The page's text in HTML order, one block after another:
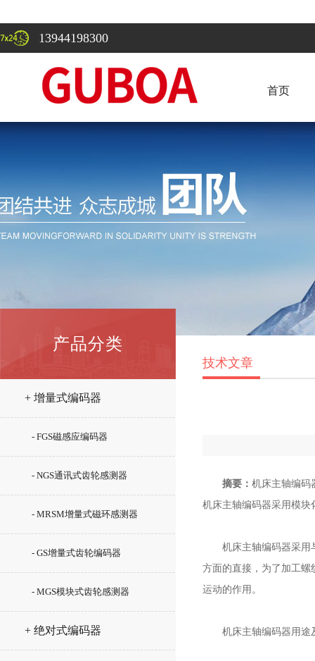
13944198300
首页
产品分类
+ 增量式编码器
- FGS磁感应编码器
- NGS通讯式齿轮感测器
- MRSM增量式磁环感测器
- GS增量式齿轮编码器
- MGS模块式齿轮感测器
+ 绝对式编码器
技术文章
摘要： 机床主轴编码
机床主轴编码器采用模块
机床主轴编码器采用与
方面的直接，为了加工螺
运动的作用。
机床主轴编码器用途